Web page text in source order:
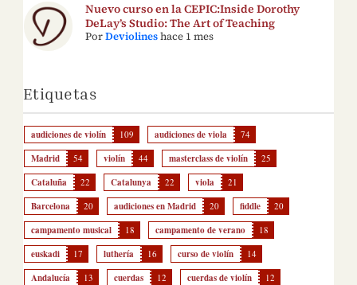
Nuevo curso en la CEPIC:Inside Dorothy
DeLay’s Studio: The Art of Teaching
PorDeviolines hace 1 mes
Etiquetas
audiciones de violín 109 audiciones de viola 74
Madrid 54 violín 44 masterclass de violín 25
Cataluña 22 Catalunya 22 viola 21
Barcelona 20 audiciones en Madrid 20 fiddle 20
campamento musical 18 campamento de verano 18
euskadi 17 luthería 16 curso de violín 14
Andalucía 13 cuerdas 12 cuerdas de violín 12